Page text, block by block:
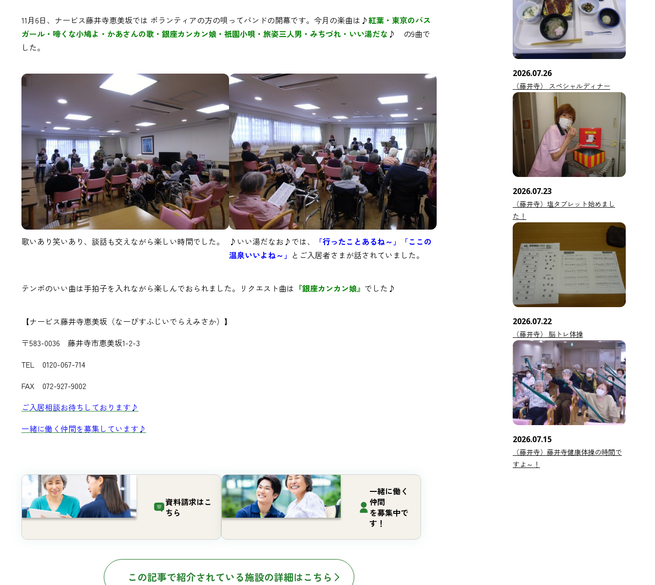
11月6日、ナービス藤井寺恵美坂では ボランティアの方の唄ってバンドの開幕です。今月の楽曲は♪紅葉・東京のバス
ガール・啼くな小鳩よ・かあさんの歌・銀座カンカン娘・祇園小唄・旅姿三人男・みちづれ・いい湯だな ♪ の9曲で
した。
歌いあり笑いあり、談話も交えながら楽しい時間でした。 ♪いい湯だなお♪では、
「行ったことあるね～」「ここの
温泉いいよね～」 とご入居者さまが話されていました。
テンポのいい曲は手拍子を入れながら楽しんでおられました。リクエスト曲は 『銀座カンカン娘』 でした♪
【ナービス藤井寺恵美坂（なーびすふじいでらえみさか）】
〒583-0036 藤井寺市恵美坂1-2-3
TEL 0120-067-714
FAX 072-927-9002
ご入居相談お待ちしております♪
一緒に働く仲間を募集しています♪
資料請求はこ
ちら
一緒に働く
仲間
を募集中で
す！
この記事で紹介されている施設の詳細はこちら
2026.07.26
（藤井寺） スペシャルディナー
2026.07.23
（藤井寺）塩タブレット始めまし
た！
2026.07.22
（藤井寺） 脳トレ体操
2026.07.15
（藤井寺）藤井寺健康体操の時間で
すよ～！